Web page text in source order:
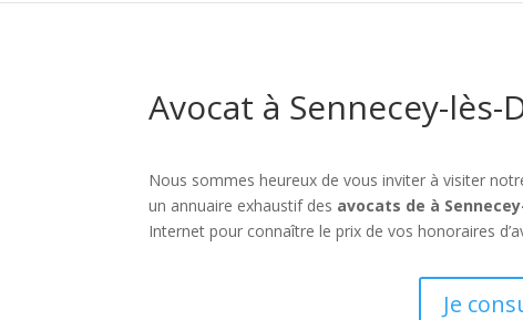
Avocat à Sennecey-lès-
Nous sommes heureux de vous inviter à visiter
un annuaire exhaustif des avocats de à
Internet pour connaître le prix de vos honoraires
Je